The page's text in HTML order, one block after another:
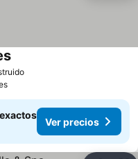
Ver precios